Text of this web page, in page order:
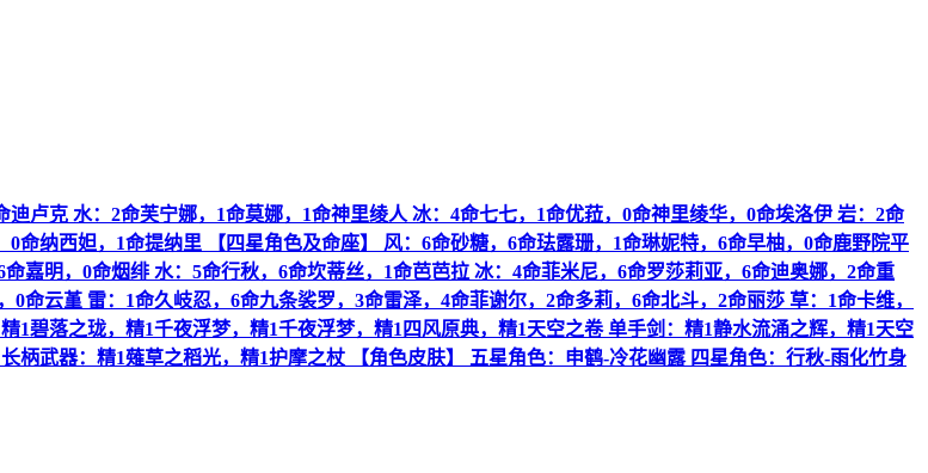
卢克 水：2命芙宁娜，1命莫娜，1命神里绫人 冰：4命七七，1命优菈，0命神里绫华，0命埃洛伊 岩：2命
命纳西妲，1命提纳里 【四星角色及命座】 风：6命砂糖，6命珐露珊，1命琳妮特，6命早柚，0命鹿野院平
嘉明，0命烟绯 水：5命行秋，6命坎蒂丝，1命芭芭拉 冰：4命菲米尼，6命罗莎莉亚，6命迪奥娜，2命重
命云堇 雷：1命久岐忍，6命九条裟罗，3命雷泽，4命菲谢尔，2命多莉，6命北斗，2命丽莎 草：1命卡维，
1碧落之珑，精1千夜浮梦，精1千夜浮梦，精1四风原典，精1天空之卷 单手剑：精1静水流涌之辉，精1天空
柄武器：精1薙草之稻光，精1护摩之杖 【角色皮肤】 五星角色：申鹤-冷花幽露 四星角色：行秋-雨化竹身